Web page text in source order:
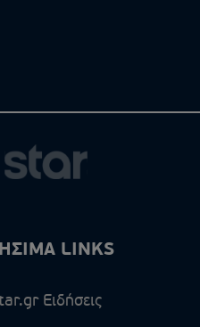
LINKS
Ειδήσεις